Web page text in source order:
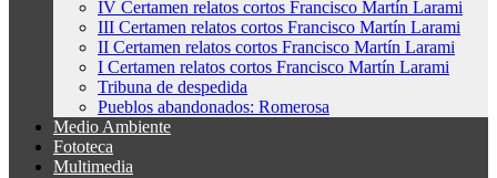
IV Certamen relatos cortos Francisco Martín Larami
III Certamen relatos cortos Francisco Martín Larami
II Certamen relatos cortos Francisco Martín Larami
I Certamen relatos cortos Francisco Martín Larami
Tribuna de despedida
Pueblos abandonados: Romerosa
Medio Ambiente
Fototeca
Multimedia